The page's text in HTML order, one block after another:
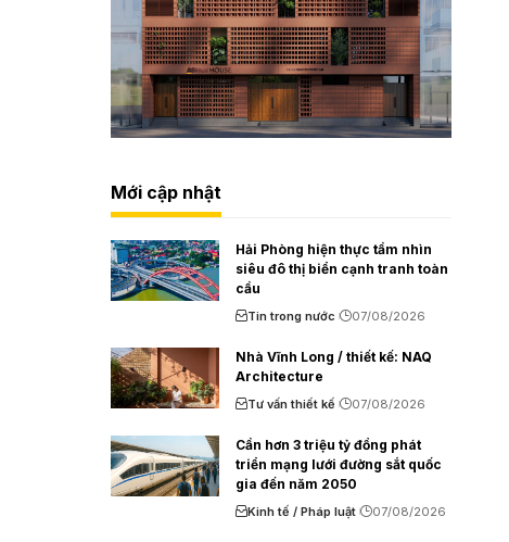
Mới cập nhật
Hải Phòng hiện thực tầm nhìn
siêu đô thị biển cạnh tranh toàn
cầu
Tin trong nước 07/08/2026
Nhà Vĩnh Long / thiết kế: NAQ
Architecture
Tư vấn thiết kế 07/08/2026
Cần hơn 3 triệu tỷ đồng phát
triển mạng lưới đường sắt quốc
gia đến năm 2050
Kinh tế / Pháp luật 07/08/2026